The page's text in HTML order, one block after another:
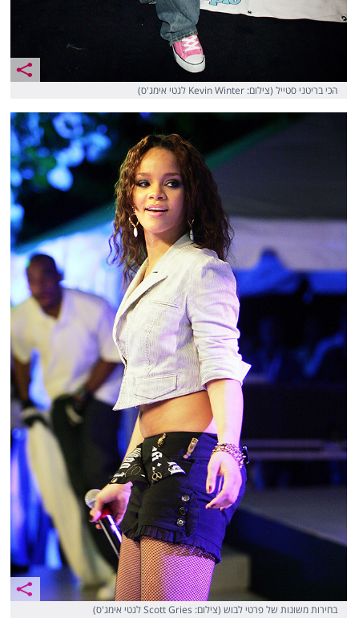
הכי בריטני סטייל (צילום: Kevin Winter לגטי אימג'ס)
בחירות משונות של פרטי לבוש (צילום: Scott Gries לגטי אימג'ס)